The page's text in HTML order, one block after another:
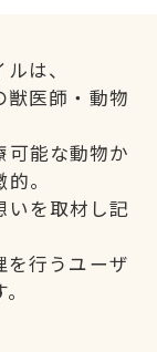
は、
獣医師・動物
可能な動物か
。
いを取材し記
を行うユーザ